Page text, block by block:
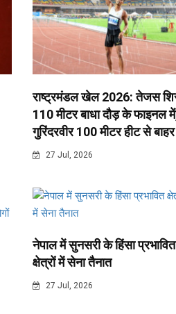
राष्ट्रमंडल खेल 2026: तेजस
110 मीटर बाधा दौड़ के फाइनल
गुरिंदरवीर 100 मीटर हीट से बाहर
27 Jul, 2026
नेपाल में सुनसरी के हिंसा प्रभावित
क्षेत्रों में सेना तैनात
27 Jul, 2026